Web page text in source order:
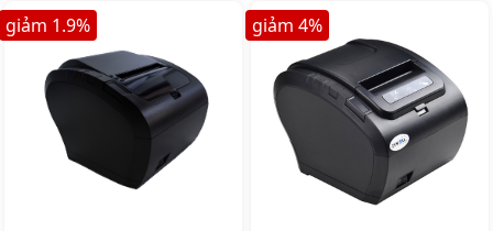
mm/s, Giá:1.350.000 đ
trường nhà bếp. Mua máy
in Zywell ZY905 chính
hãng giá tốt ghé ngay
shoppos.vn
giảm 1.9% giảm 4%